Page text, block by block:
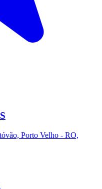
Porto Velho - RO,